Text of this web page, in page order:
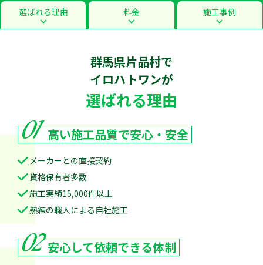
選ばれる理由 料金 施工事例
群馬県片品村で
イロハトワンが
選ばれる理由
01 高い施工品質で安心・安全
メーカーとの直接契約
資格保有者多数
施工実績15,000件以上
熟練の職人による自社施工
02 安心して依頼できる体制